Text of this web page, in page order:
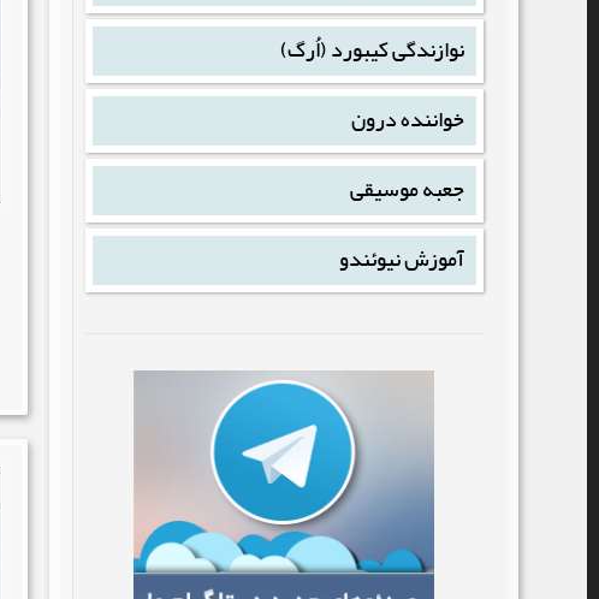
نوازندگی کیبورد (اُرگ)
خواننده درون
جعبه موسیقی
آموزش نیوئندو